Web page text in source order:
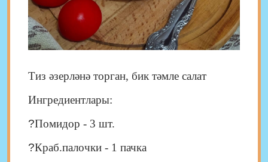
Тиз әзерләнә торган, бик тәмле салат
Ингредиентлары:
?Помидор - 3 шт.
?Краб.палочки - 1 пачка